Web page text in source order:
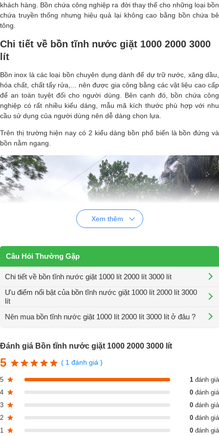
khách hàng. Bồn chứa công nghiệp ra đời thay thế cho những loại bồn
chứa truyền thống nhưng hiệu quả lại không cao bằng bồn chứa bê
tông.
Chi tiết về bồn tĩnh nước giặt 1000 2000 3000
lít
Bồn inox là các loại bồn chuyên dụng dành để dự trữ nước, xăng dầu,
hóa chất, chất tẩy rửa,... nên được gia công bằng các vật liệu cao cấp
để an toàn tuyệt đối cho người dùng. Bên cạnh đó, bồn chứa công
nghiệp có rất nhiều kiểu dáng, mẫu mã kích thước phù hợp với nhu
cầu sử dụng của người dùng nên dễ dàng chọn lựa.
Trên thị trường hiện nay có 2 kiểu dáng bồn phổ biến là bồn đứng và
bồn nằm ngang.
lớn dung tích chứa nước là khá cao cùng với tốc độ xả nhanh chóng,
sử dụng dễ dàng nên được dùng khá phổ biến.
Bồn dạng nằm ngang: với thiết kế hình trụ nhưng nằm ngang nên
dung tích chứa đựng có phần kém hơn so với bồn dạng đứng và
chiếm diện tích khá lớn.
Bồn tĩnh nước giặt 1000 2000 3000 lít được cấu tạo như sau:
Thân bồn được thiết kế dạng hình trụ tiết kiệm được tối đa diện tích.
Xem thêm
Câu Hỏi Thường Gặp
Chi tiết về bồn tĩnh nước giặt 1000 lít 2000 lít 3000 lít
Ưu điểm nổi bật của bồn tĩnh nước giặt 1000 lít 2000 lít 3000
lít
Nên mua bồn tĩnh nước giặt 1000 lít 2000 lít 3000 lít ở đâu ?
Đánh giá Bồn tĩnh nước giặt 1000 2000 3000 lít
5 ( 1 đánh giá )
5 1 đánh giá
4
0 đánh giá
3
0 đánh giá
2
0 đánh giá
1
0 đánh giá